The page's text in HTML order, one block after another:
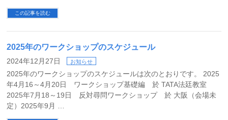
この記事を読む
2025年のワークショップのスケジュール
2024年12月27日 お知らせ
2025年のワークショップのスケジュールは次のとおりです。 2025
年4月16～4月20日 ワークショップ基礎編 於 TATA法廷教室
2025年7月18～19日 反対尋問ワークショップ 於 大阪（会場未
定）2025年9月 …